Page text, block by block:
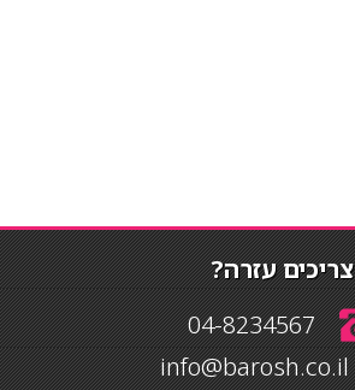
צריכים עזרה?
04-8234567
info@barosh.co.il